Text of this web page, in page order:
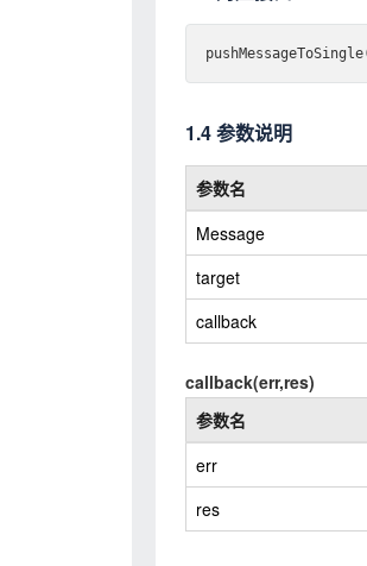
push
1.4 参数说明
参数名
Message
target
callback
callback(err,res)
参数名
err
res